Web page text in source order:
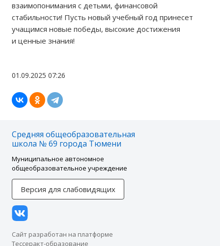
взаимопонимания с детьми, финансовой
стабильности! Пусть новый учебный год принесет
учащимся новые победы, высокие достижения
и ценные знания!
01.09.2025 07:26
Средняя общеобразовательная
школа № 69 города Тюмени
Муниципальное автономное
общеобразовательное учреждение
Версия для слабовидящих
Сайт разработан на платформе
Тессеракт-образование